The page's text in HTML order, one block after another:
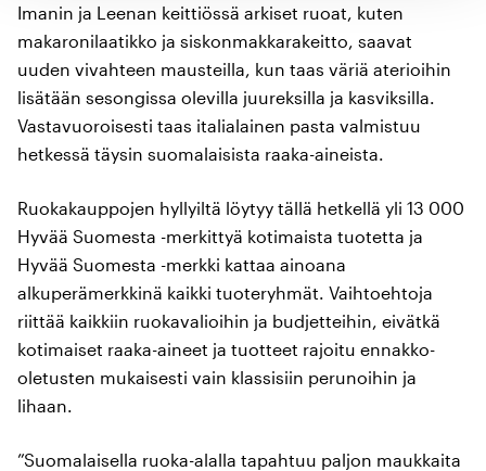
Imanin ja Leenan keittiössä arkiset ruoat, kuten
makaronilaatikko ja siskonmakkarakeitto, saavat
uuden vivahteen mausteilla, kun taas väriä aterioihin
lisätään sesongissa olevilla juureksilla ja kasviksilla.
Vastavuoroisesti taas italialainen pasta valmistuu
hetkessä täysin suomalaisista raaka-aineista.
Ruokakauppojen hyllyiltä löytyy tällä hetkellä yli 13 000
Hyvää Suomesta -merkittyä kotimaista tuotetta ja
Hyvää Suomesta -merkki kattaa ainoana
alkuperämerkkinä kaikki tuoteryhmät. Vaihtoehtoja
riittää kaikkiin ruokavalioihin ja budjetteihin, eivätkä
kotimaiset raaka-aineet ja tuotteet rajoitu ennakko-
oletusten mukaisesti vain klassisiin perunoihin ja
lihaan.
”Suomalaisella ruoka-alalla tapahtuu paljon maukkaita